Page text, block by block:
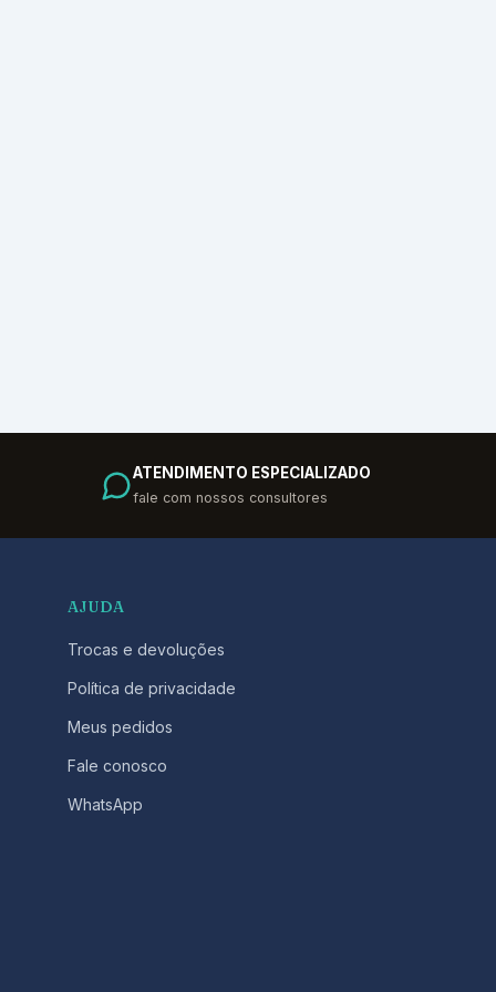
ATENDIMENTO ESPECIALIZADO
fale com nossos consultores
AJUDA
Trocas e devoluções
Política de privacidade
Meus pedidos
Fale conosco
WhatsApp